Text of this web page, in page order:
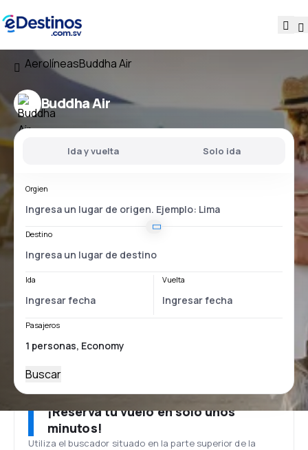
AerolíneasBuddha Air
Buddha Air
Ida y vuelta Solo ida
Orgien
Destino
Ida Vuelta
Pasajeros
Buscar
¡Reserva tu vuelo en solo unos
minutos!
Utiliza el buscador situado en la parte superior de la